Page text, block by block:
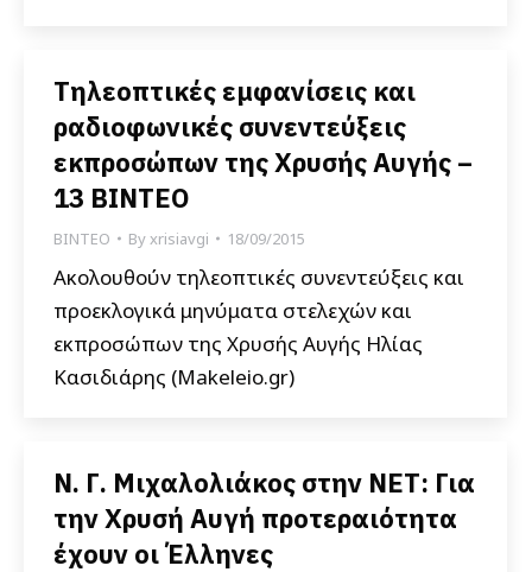
Τηλεοπτικές εμφανίσεις και
ραδιοφωνικές συνεντεύξεις
εκπροσώπων της Χρυσής Αυγής –
13 ΒΙΝΤΕΟ
ΒΙΝΤΕΟ Byxrisiavgi 18/09/2015
Ακολουθούν τηλεοπτικές συνεντεύξεις και
προεκλογικά μηνύματα στελεχών και
εκπροσώπων της Χρυσής Αυγής Ηλίας
Κασιδιάρης (Makeleio.gr)
Ν. Γ. Μιχαλολιάκος στην ΝΕΤ: Για
την Χρυσή Αυγή προτεραιότητα
έχουν οι Έλληνες